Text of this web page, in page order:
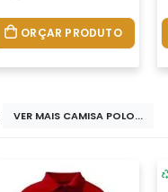
ORÇAR PRODUTO
VER MAIS CAMISA POLO...